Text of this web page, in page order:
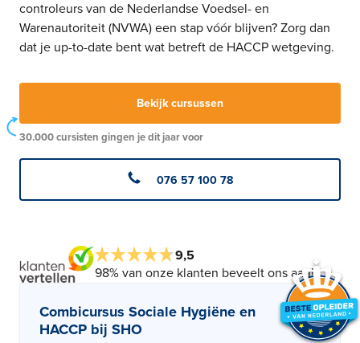
controleurs van de Nederlandse Voedsel- en
Warenautoriteit (NVWA) een stap vóór blijven? Zorg dan
dat je up-to-date bent wat betreft de HACCP wetgeving.
Bekijk cursussen
30.000 cursisten gingen je dit jaar voor
076 57 100 78
9,5
98% van onze klanten beveelt ons aan!
Combicursus Sociale Hygiëne en
HACCP bij SHO